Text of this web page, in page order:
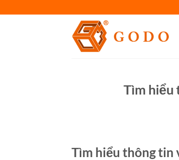
to
Tìm hiểu
Tìm hiểu thông tin